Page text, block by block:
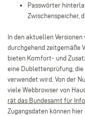
Passwörter
Zwischenspeicher,
In den aktuellen
durchgehend zeitgemäße
bieten Komfort- und
eine Dublettenprüfung,
verwendet wird. Von der
viele Webbrowser von
rät das Bundesamt für
Zugangsdaten können